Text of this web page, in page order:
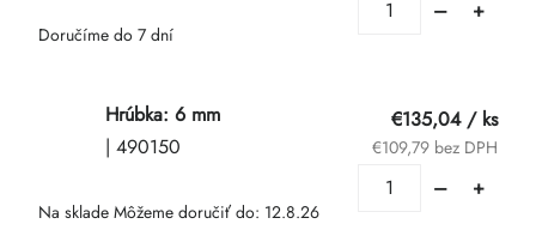
Doručíme do 7 dní
Hrúbka: 6 mm
| 490150
€135,04 / ks
€109,79 bez DPH
Na sklade Môžeme doručiť do: 12.8.26